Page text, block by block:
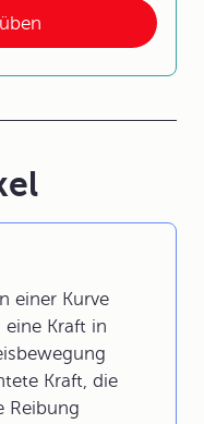
einer Kurve
Kraft in
Kraft, die
Reibung